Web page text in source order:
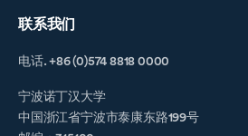
联系我们
电话. +86 (0)574 8818 0000
宁波诺丁汉大学
中国浙江省宁波市泰康东路199号